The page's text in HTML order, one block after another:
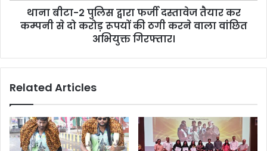
थाना बीटा-2 पुलिस द्वारा फर्जी दस्तावेज तैयार कर
कम्पनी से दो करोड़ रूपयों की ठगी करने वाला वांछित
अभियुक्त गिरफ्तार।
Related Articles